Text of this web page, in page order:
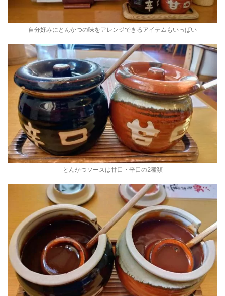
自分好みにとんかつの味をアレンジできるアイテムもいっぱい
とんかつソースは甘口・辛口の2種類